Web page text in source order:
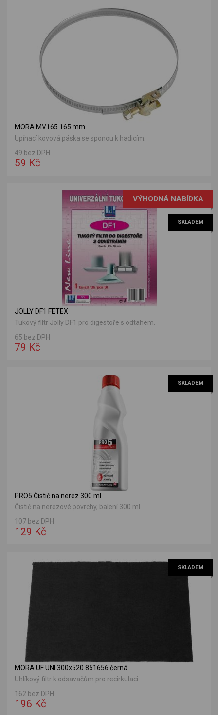
MORA MV165 165 mm
Upínací kovová páska se sponou k hadicím.
49 bez DPH
59 Kč
VÝHODNÁ NABÍDKA
SKLADEM
JOLLY DF1 FETEX
Tukový filtr Jolly DF1 pro digestoře s odtahem.
65 bez DPH
79 Kč
SKLADEM
PRO5 Čistič na nerez 300 ml
Čistič na nerezové povrchy, balení 300 ml.
107 bez DPH
129 Kč
SKLADEM
MORA UF UNI 300x520 851656 černá
Uhlíkový filtr k odsavačům pro recirkulaci.
162 bez DPH
196 Kč